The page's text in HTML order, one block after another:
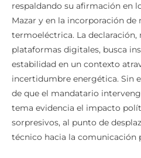
respaldando su afirmación en
Mazar y en la incorporación de
termoeléctrica. La declaración,
plataformas digitales, busca
estabilidad en un contexto
incertidumbre energética. Sin
de que el mandatario
tema evidencia el impacto
sorpresivos, al punto de
técnico hacia la comunicación